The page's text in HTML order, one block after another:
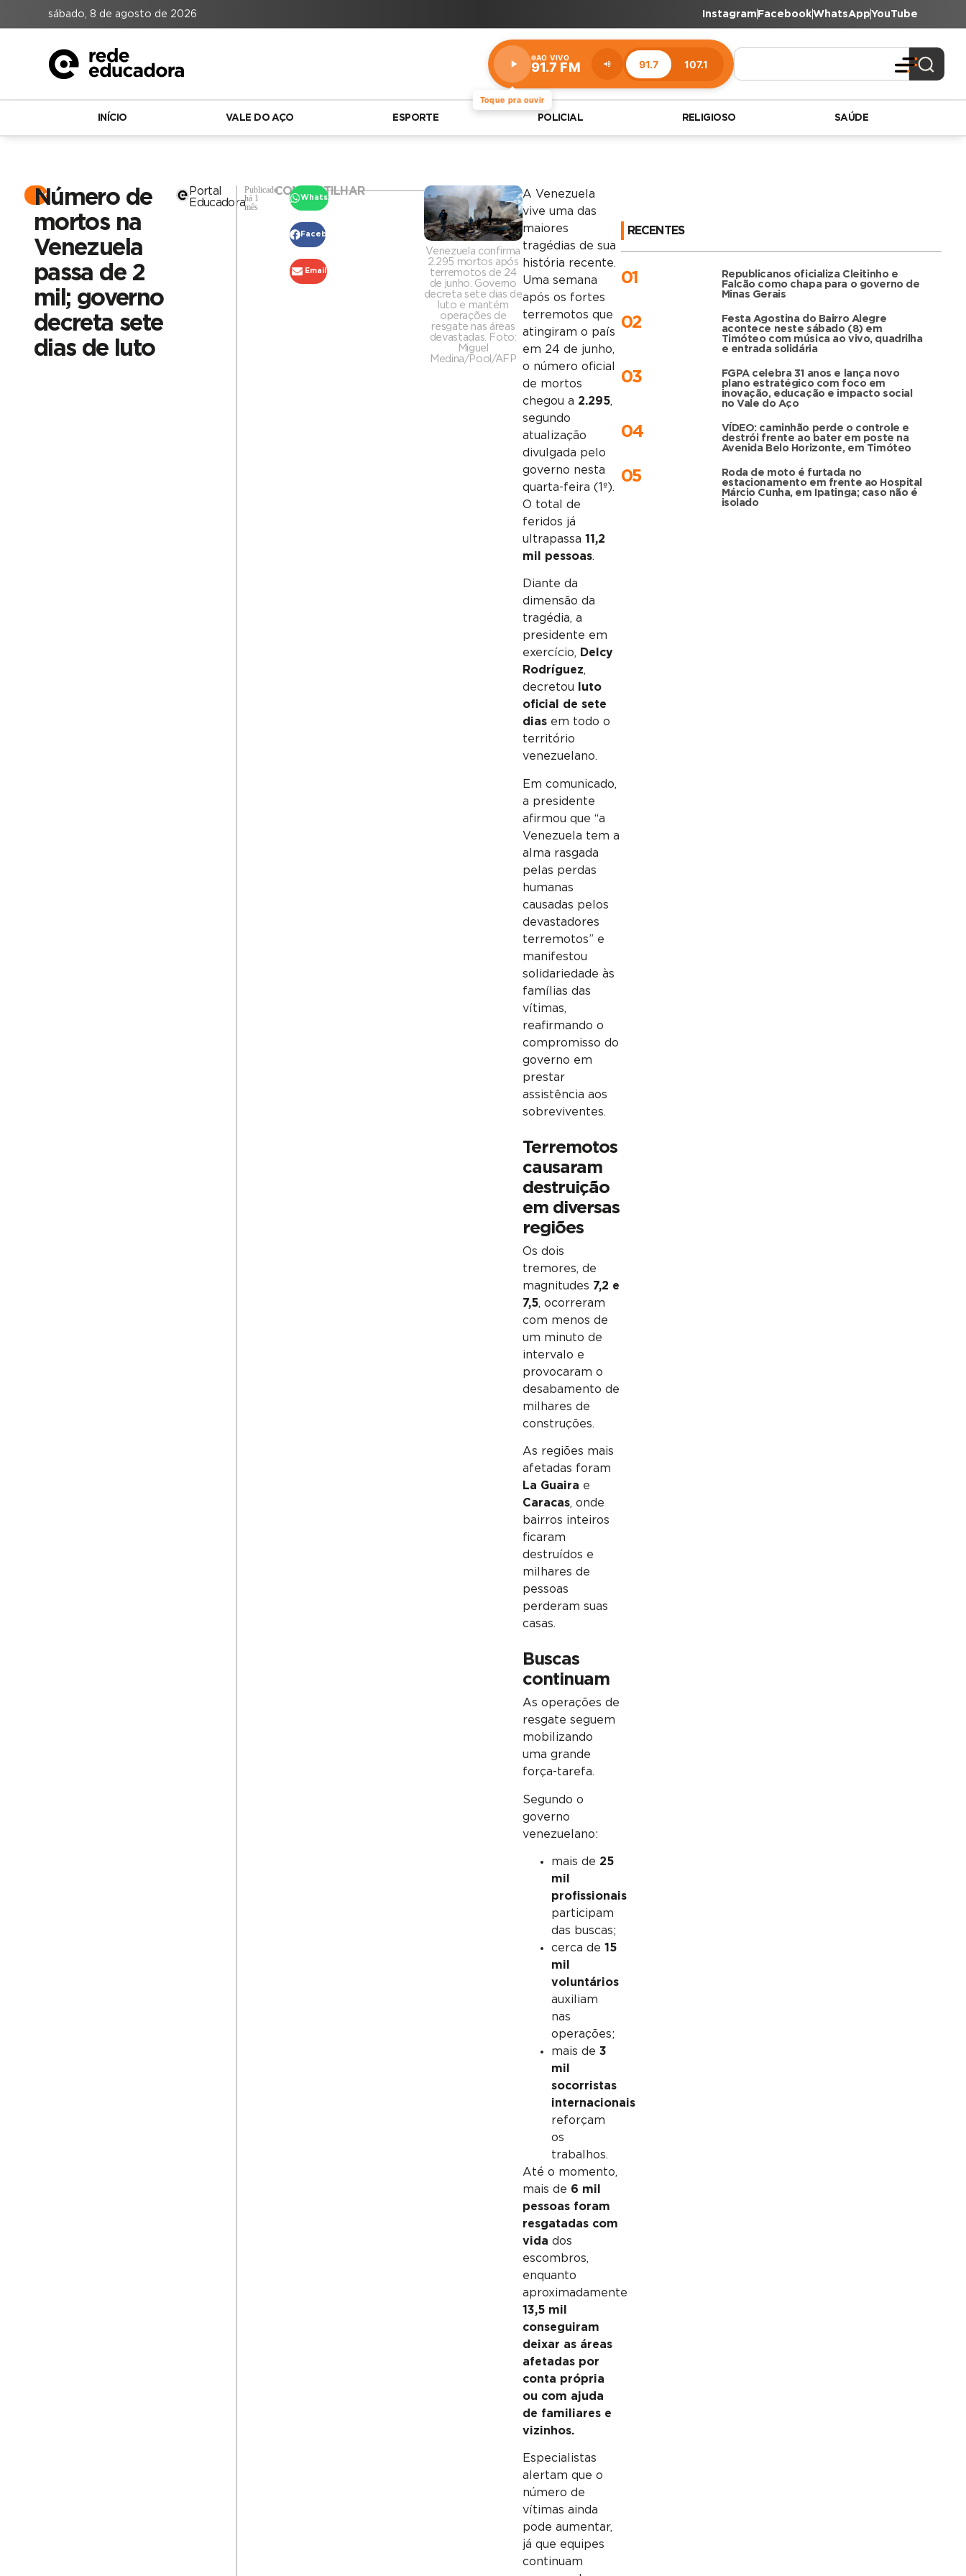
sábado, 8 de agosto de 2026 Instagram FacebookWhatsAppYouTube
Toque pra ouvir
AO VIVO
91.7 FM 91.7 107.1
Estação:
91.7
FM
INÍCIO VALE DO AÇO ESPORTE POLICIAL RELIGIOSO SAÚDE
Portal
Número de
mortos na
Venezuela
passa de 2
mil; governo
decreta sete
dias de luto
Portal
Educadora
Publicado
há 1
mês
COMPARTILHAR
WhatsApp
Facebook
Email
Venezuela confirma
2.295 mortos após
terremotos de 24
de junho. Governo
decreta sete dias de
luto e mantém
operações de
resgate nas áreas
devastadas. Foto:
Miguel
Medina/Pool/AFP
A Venezuela
vive uma das
maiores
tragédias de sua
história recente.
Uma semana
após os fortes
terremotos que
atingiram o país
em 24 de junho,
o número oficial
de mortos
chegou a 2.295,
segundo
atualização
divulgada pelo
governo nesta
quarta-feira (1º).
O total de
feridos já
ultrapassa 11,2
mil pessoas.
Diante da
dimensão da
tragédia, a
presidente em
exercício, Delcy
Rodríguez,
decretou
luto
oficial de sete
diasem todo o
território
venezuelano.
Em comunicado,
a presidente
afirmou que “a
Venezuela tem a
alma rasgada
pelas perdas
humanas
causadas pelos
devastadores
terremotos” e
manifestou
solidariedade às
famílias das
vítimas,
reafirmando o
compromisso do
governo em
prestar
assistência aos
sobreviventes.
Terremotos
causaram
destruição
em diversas
regiões
Os dois
tremores, de
magnitudes 7,2 e
7,5, ocorreram
com menos de
um minuto de
intervalo e
provocaram o
desabamento de
milhares de
construções.
As regiões mais
afetadas foram
La Guaira e
Caracas, onde
bairros inteiros
ficaram
destruídos e
milhares de
pessoas
perderam suas
casas.
Buscas
continuam
As operações de
resgate seguem
mobilizando
uma grande
força-tarefa.
Segundo o
governo
venezuelano:
mais de 25
mil
profissionais
participam
das buscas;
cerca de 15
mil
voluntários
auxiliam
nas
operações;
mais de 3
mil
socorristas
internacionais
reforçam
os
trabalhos.
Até o momento,
mais de 6 mil
pessoas foram
resgatadas com
vida dos
escombros,
enquanto
aproximadamente
13,5 mil
conseguiram
deixar as áreas
afetadas por
conta própria
ou com ajuda
de familiares e
vizinhos.
Especialistas
alertam que o
número de
vítimas ainda
pode aumentar,
já que equipes
continuam
RECENTES
01
Republicanos oficializa Cleitinho e
Falcão como chapa para o governo de
Minas Gerais
02
Festa Agostina do Bairro Alegre
acontece neste sábado (8) em
Timóteo com música ao vivo, quadrilha
e entrada solidária
03
FGPA celebra 31 anos e lança novo
plano estratégico com foco em
inovação, educação e impacto social
no Vale do Aço
04
VÍDEO: caminhão perde o controle e
destrói frente ao bater em poste na
Avenida Belo Horizonte, em Timóteo
05
Roda de moto é furtada no
estacionamento em frente ao Hospital
Márcio Cunha, em Ipatinga; caso não é
isolado